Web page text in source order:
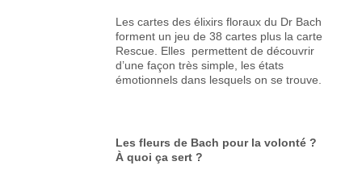
Les cartes des élixirs floraux du Dr Bach
forment un jeu de 38 cartes plus la carte
Rescue. Elles permettent de découvrir
d’une façon très simple, les états
émotionnels dans lesquels on se trouve.
Les fleurs de Bach pour la volonté ?
À quoi ça sert ?